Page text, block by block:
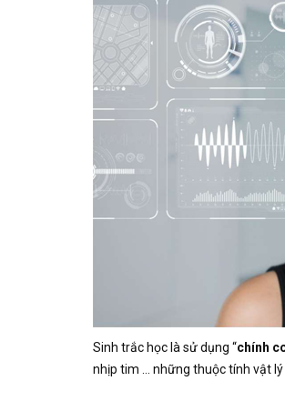
Sinh trắc học là sử dụng “chính
nhịp tim … những thuộc tính vật